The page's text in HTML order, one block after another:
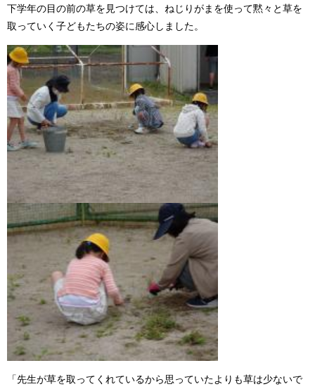
下学年の目の前の草を見つけては、ねじりがまを使って黙々と草を
取っていく子どもたちの姿に感心しました。
「先生が草を取ってくれているから思っていたよりも草は少ないで